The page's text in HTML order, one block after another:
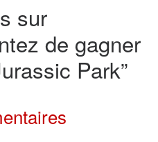
sur
de gagner
Park”